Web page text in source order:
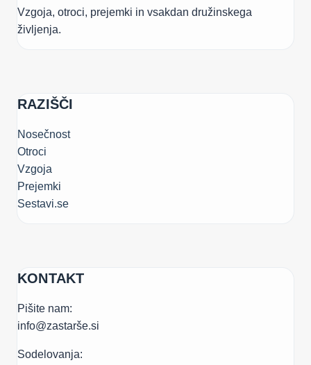
Vzgoja, otroci, prejemki in vsakdan družinskega
življenja.
RAZIŠČI
Nosečnost
Otroci
Vzgoja
Prejemki
Sestavi.se
KONTAKT
Pišite nam:
info@zastarše.si
Sodelovanja: